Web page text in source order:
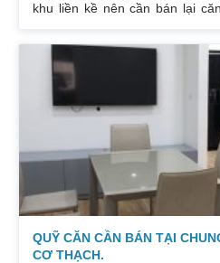
khu liền kề nên cần bán lại
công hướng Đông Nam căn
ban công nhỏ phòng ngủ
để lại toàn bộ nội thất cao
Sổ đỏ chính chủ xem nhà
0832133366
QUỸ CĂN CẦN BÁN TẠI
CƠ THẠCH.